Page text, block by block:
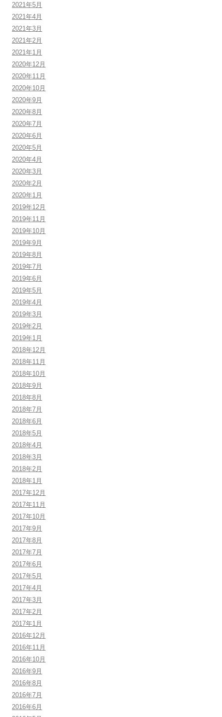
2021年5月
2021年4月
2021年3月
2021年2月
2021年1月
2020年12月
2020年11月
2020年10月
2020年9月
2020年8月
2020年7月
2020年6月
2020年5月
2020年4月
2020年3月
2020年2月
2020年1月
2019年12月
2019年11月
2019年10月
2019年9月
2019年8月
2019年7月
2019年6月
2019年5月
2019年4月
2019年3月
2019年2月
2019年1月
2018年12月
2018年11月
2018年10月
2018年9月
2018年8月
2018年7月
2018年6月
2018年5月
2018年4月
2018年3月
2018年2月
2018年1月
2017年12月
2017年11月
2017年10月
2017年9月
2017年8月
2017年7月
2017年6月
2017年5月
2017年4月
2017年3月
2017年2月
2017年1月
2016年12月
2016年11月
2016年10月
2016年9月
2016年8月
2016年7月
2016年6月